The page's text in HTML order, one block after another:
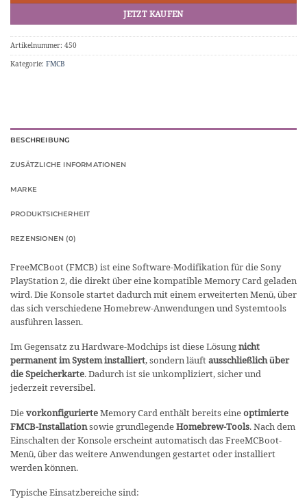
JETZT KAUFEN
Artikelnummer: 450
Kategorie: FMCB
BESCHREIBUNG
ZUSÄTZLICHE INFORMATIONEN
MARKE
PRODUKTSICHERHEIT
REZENSIONEN (0)
FreeMCBoot (FMCB) ist eine Software-Modifikation für die Sony
PlayStation 2, die direkt über eine kompatible Memory Card geladen
wird. Die Konsole startet dadurch mit einem erweiterten Menü, über
das sich verschiedene Homebrew-Anwendungen und Systemtools
ausführen lassen.
Im Gegensatz zu Hardware-Modchips ist diese Lösungnicht
permanent im System installiert, sondern läuft ausschließlich über
die Speicherkarte. Dadurch ist sie unkompliziert, sicher und
jederzeit reversibel.
DievorkonfigurierteMemory Card enthält bereits eineoptimierte
FMCB-Installationsowie grundlegendeHomebrew-Tools. Nach dem
Einschalten der Konsole erscheint automatisch das FreeMCBoot-
Menü, über das weitere Anwendungen gestartet oder installiert
werden können.
Typische Einsatzbereiche sind: